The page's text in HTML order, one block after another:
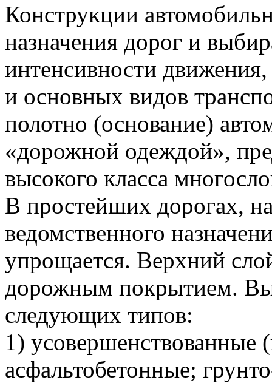
Конструкции
назначения дорог и
интенсивности
и основных видов
полотно (основание)
«дорожной одеждой»,
высокого класса
В простейших дорогах,
ведомственного
упрощается. Верхний
дорожным покрытием.
следующих типов:
1) усовершенствованные
асфальтобетонные;